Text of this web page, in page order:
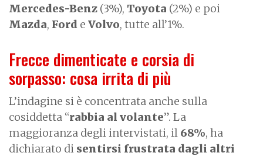
Mercedes-Benz (3%), Toyota (2%) e poi
Mazda, Ford e Volvo, tutte all’1%.
Frecce dimenticate e corsia di
sorpasso: cosa irrita di più
L’indagine si è concentrata anche sulla
cosiddetta “rabbia al volante”. La
maggioranza degli intervistati, il 68%, ha
dichiarato di sentirsi frustrata dagli altri